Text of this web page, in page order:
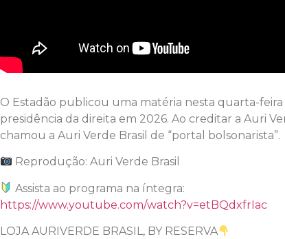
O Estadão publicou uma matéria nesta quarta-
presidência da direita em 2026. Ao creditar a Auri
chamou a Auri Verde Brasil de “portal bolsonarista”.
Reprodução: Auri Verde Brasil
Assista ao programa na íntegra:
https://www.youtube.com/watch?v=etBQdxfrIac
LOJA AURIVERDE BRASIL, BY RESERVA